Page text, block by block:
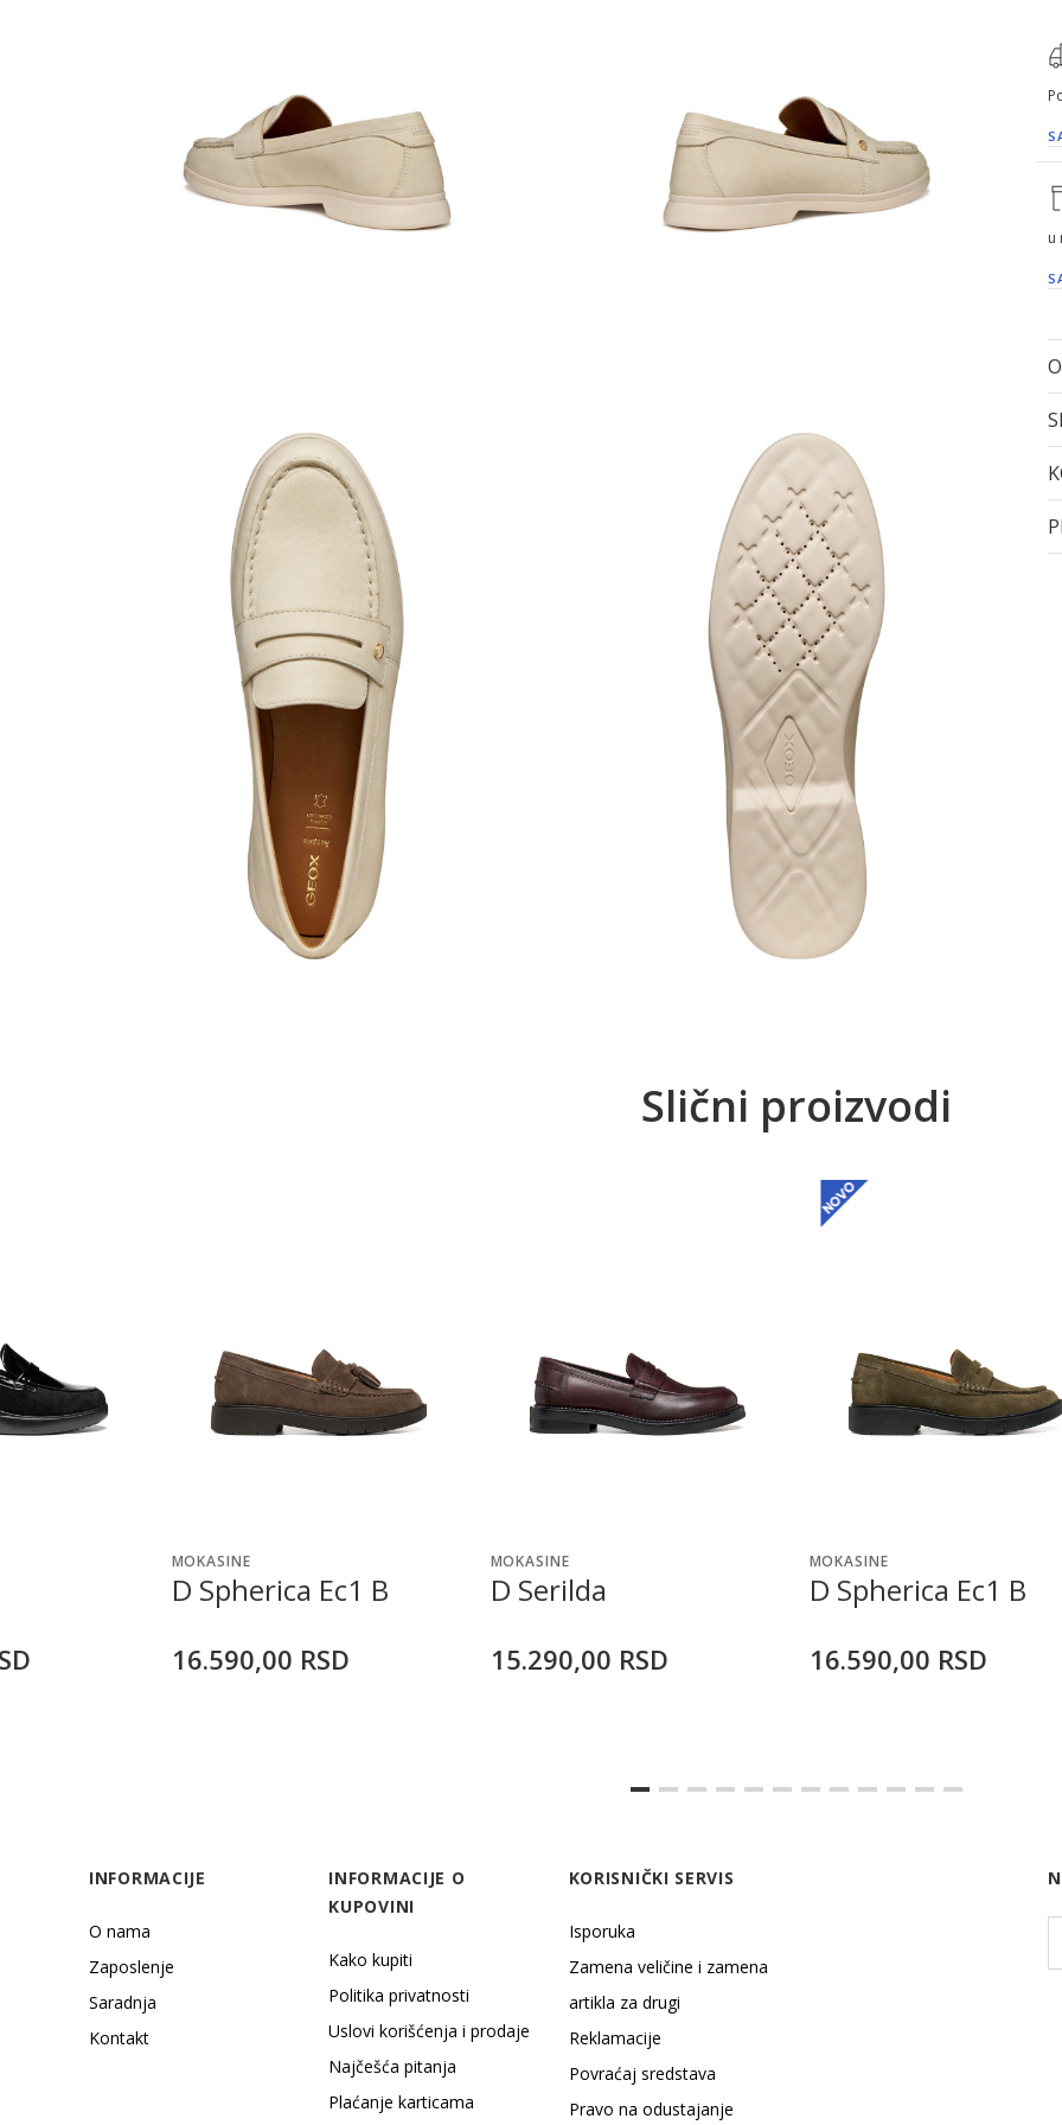
u
Slični proizvodi
MOKASINE
D Spherica Ec1 B
16.590,00 RSD
MOKASINE
D Serilda
15.290,00 RSD
MOKASINE
D Spherica Ec1 B
16.590,00 RSD
INFORMACIJE
O nama
Zaposlenje
Saradnja
Kontakt
INFORMACIJE O
KUPOVINI
Kako kupiti
Politika privatnosti
Uslovi korišćenja i prodaje
Najčešća pitanja
Plaćanje karticama
KORISNIČKI SERVIS
Isporuka
Zamena veličine i zamena
artikla za drugi
Reklamacije
Povraćaj sredstava
Pravo na odustajanje